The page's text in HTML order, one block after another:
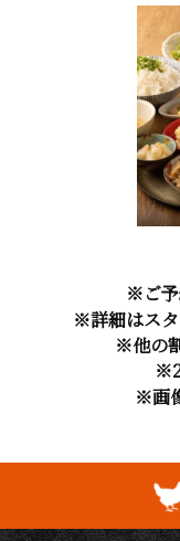
※ご予
※詳細はスタ
※他の
※画